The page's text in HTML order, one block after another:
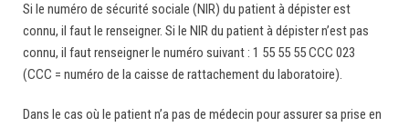
Si le numéro de sécurité sociale (NIR) du patient à dépister est
connu, il faut le renseigner. Si le NIR du patient à dépister n’est pas
connu, il faut renseigner le numéro suivant : 1 55 55 55 CCC 023
(CCC = numéro de la caisse de rattachement du laboratoire).
Dans le cas où le patient n’a pas de médecin pour assurer sa prise en